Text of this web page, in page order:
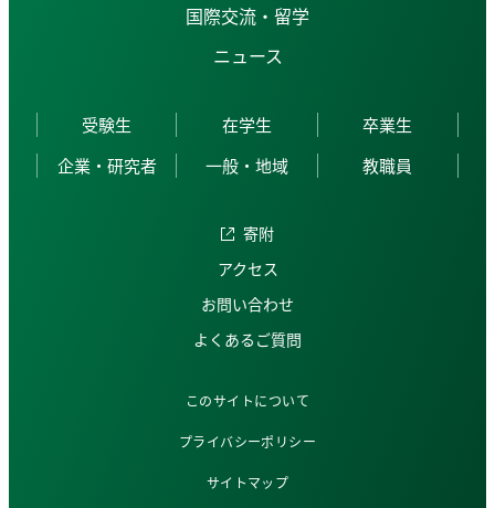
国際交流・留学
ニュース
受験生 在学生
卒業生
企業・研究者
一般・地域 教職員
寄附
アクセス
お問い合わせ
よくあるご質問
このサイトについて
プライバシーポリシー
サイトマップ